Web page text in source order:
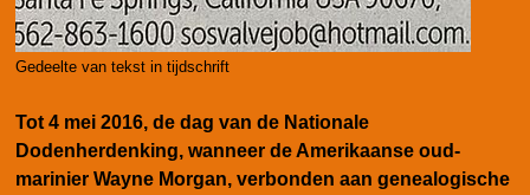
Gedeelte van tekst in tijdschrift
Tot 4 mei 2016, de dag van de Nationale
Dodenherdenking, wanneer de Amerikaanse oud-
marinier Wayne Morgan, verbonden aan genealogische